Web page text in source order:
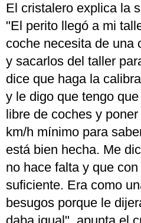
El cristalero explica la
"El perito llegó a mi
coche necesita de una
y sacarlos del taller
dice que haga la
y le digo que tengo
libre de coches y
km/h mínimo para
está bien hecha. Me
no hace falta y que
suficiente. Era como
besugos porque le